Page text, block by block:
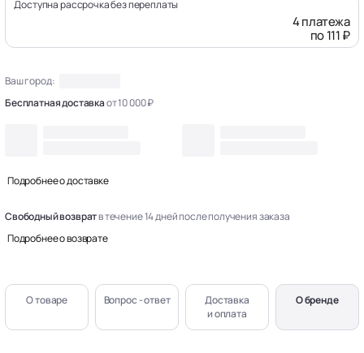
Доступна рассрочка без переплаты
4 платежа
по 111 ₽
Ваш город:
Бесплатная доставкаот 10 000 ₽
Подробнее о доставке
Свободный возвратв течение 14 дней после получения заказа
Подробнее о возврате
О товаре Вопрос - ответ
Доставка
и оплата
О бренде